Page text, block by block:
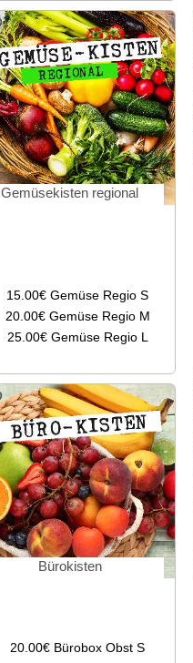
Gemüsekisten regional
15.00€ Gemüse Regio S
20.00€ Gemüse Regio M
25.00€ Gemüse Regio L
Bürokisten
20.00€ Bürobox Obst S